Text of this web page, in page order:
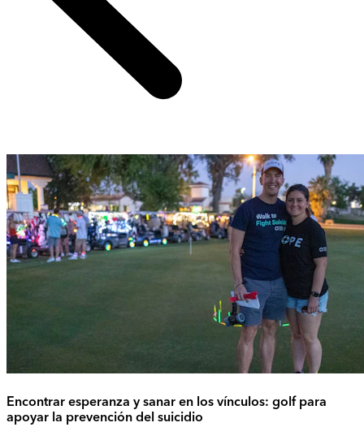
Encontrar esperanza y sanar en los vínculos: golf para
apoyar la prevención del suicidio